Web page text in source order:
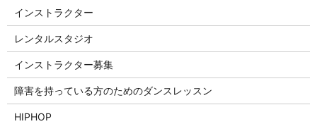
インストラクター
レンタルスタジオ
インストラクター募集
障害を持っている方のためのダンスレッスン
HIPHOP